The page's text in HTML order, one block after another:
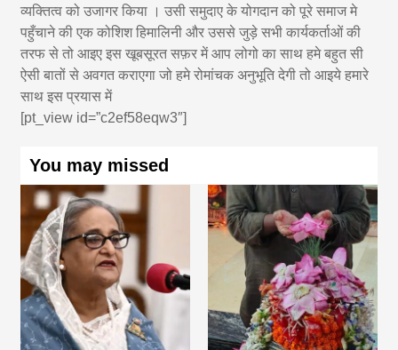
व्यक्तित्व को उजागर किया । उसी समुदाए के योगदान को पूरे समाज मे
पहुँचाने की एक कोशिश हिमालिनी और उससे जुड़े सभी कार्यकर्ताओं की
तरफ से तो आइए इस खूबसूरत सफ़र में आप लोगो का साथ हमे बहुत सी
ऐसी बातों से अवगत कराएगा जो हमे रोमांचक अनुभूति देगी तो आइये हमारे
साथ इस प्रयास में
[pt_view id=”c2ef58eqw3″]
You may missed